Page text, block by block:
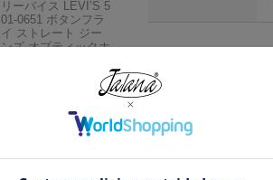
各部実寸平均値
リーバイス LEVI’S 5
01-0651 ボタンフラ
イ ストレート ジー
ンズ オプティックホ